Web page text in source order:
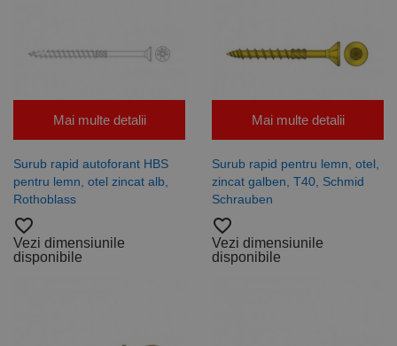
Mai multe detalii
Surub rapid autoforant HBS
pentru lemn, otel zincat alb,
Rothoblass
favorite_border
Vezi dimensiunile
disponibile
Mai multe detalii
Surub rapid pentru lemn, otel,
zincat galben, T40, Schmid
Schrauben
favorite_border
Vezi dimensiunile
disponibile